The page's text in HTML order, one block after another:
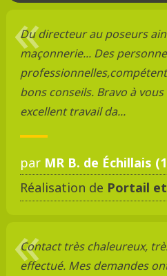
Du directeur au poseurs
maçonnerie... Des
bons conseils. Bravo à
excellent travail da...
par MR B. de Échillais
Réalisation de Portail
Contact très chaleureux,
effectué. Mes demandes